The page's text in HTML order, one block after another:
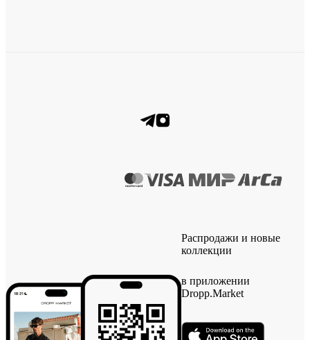
Распродажи и новые
коллекции
в приложении
Dropp.Market